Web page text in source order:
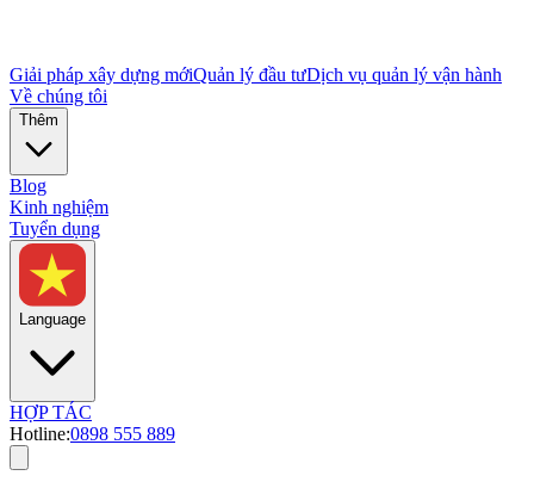
Giải pháp xây dựng mớiQuản lý đầu tưDịch vụ quản lý vận hành
Về chúng tôi
Thêm
Blog
Kinh nghiệm
Tuyển dụng
Language
HỢP TÁC
Hotline:0898 555 889